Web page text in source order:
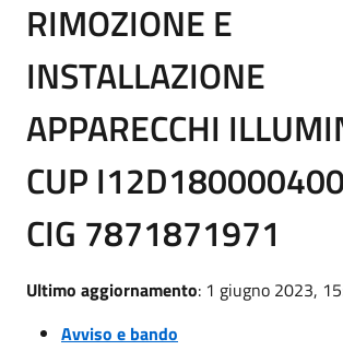
RIMOZIONE E
INSTALLAZIONE
APPARECCHI
CUP
CIG 7871871971
Ultimo aggiornamento: 1 giugno 2023,
Avviso e bando